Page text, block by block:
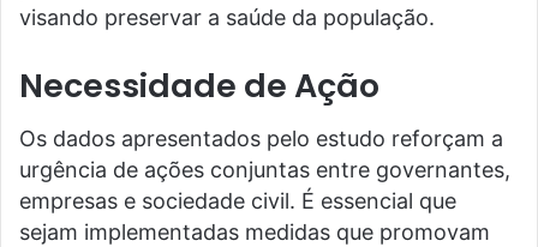
visando preservar a saúde da população.
Necessidade de Ação
Os dados apresentados pelo estudo reforçam a
urgência de ações conjuntas entre governantes,
empresas e sociedade civil. É essencial que
sejam implementadas medidas que promovam